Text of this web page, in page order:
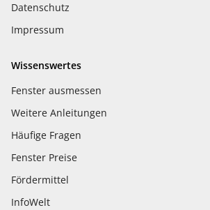
Datenschutz
Impressum
Wissenswertes
Fenster ausmessen
Weitere Anleitungen
Häufige Fragen
Fenster Preise
Fördermittel
InfoWelt